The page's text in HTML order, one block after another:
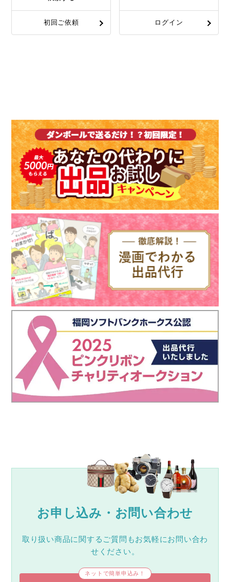
初回ご依頼 ログイン
お申し込み・お問い合わせ
取り扱い商品に関するご質問もお気軽にお問い合わ
せください。
ネットで簡単申込み！